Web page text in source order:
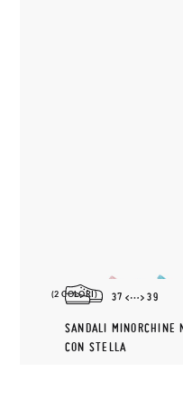
(2 COLORI) 37 39
SANDALI MINORCHINE
CON STELLA